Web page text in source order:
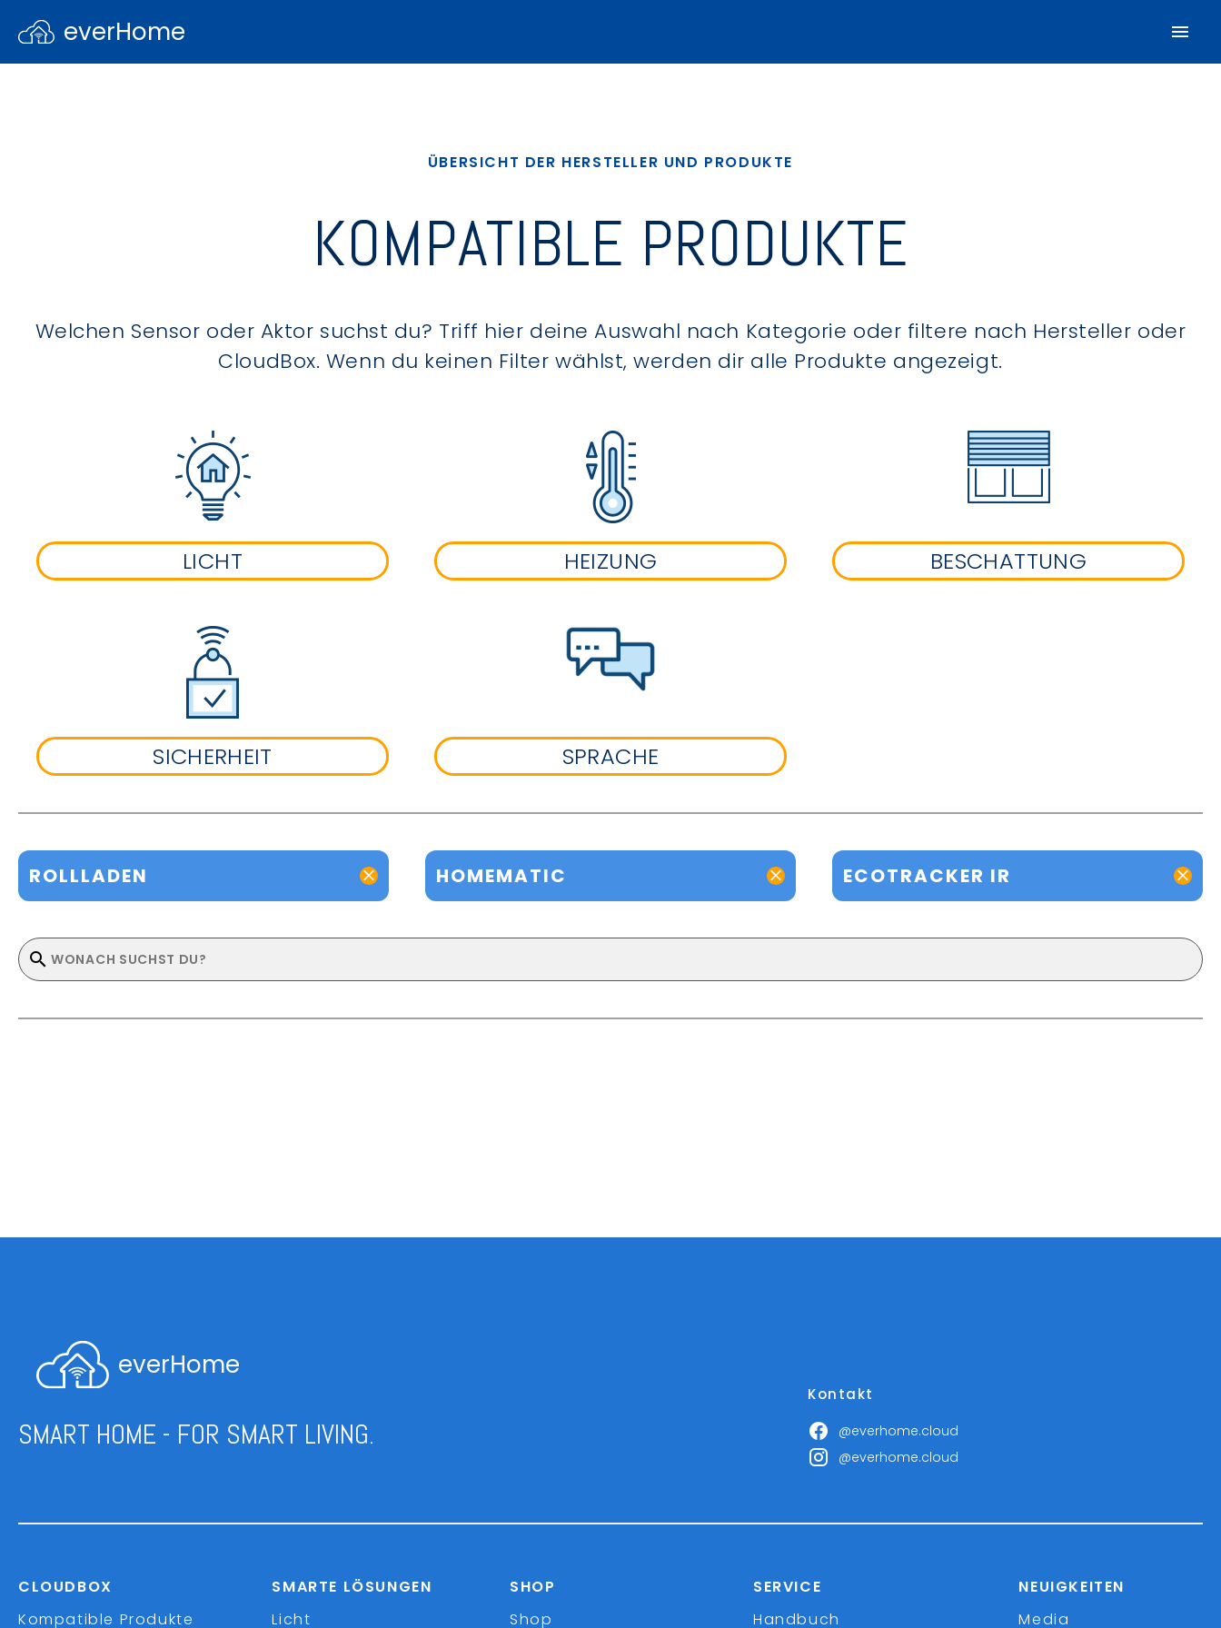
everHome
ÜBERSICHT DER HERSTELLER UND PRODUKTE
KOMPATIBLE PRODUKTE
Welchen Sensor oder Aktor suchst du? Triff hier deine Auswahl nach Kategorie oder filtere nach Hersteller oder
CloudBox. Wenn du keinen Filter wählst, werden dir alle Produkte angezeigt.
LICHT HEIZUNG BESCHATTUNG
SICHERHEIT SPRACHE
ROLLLADEN HOMEMATIC ECOTRACKER IR
everHome
SMART HOME - FOR SMART LIVING.
Kontakt
@everhome.cloud
@everhome.cloud
CLOUDBOX
Kompatible Produkte
SMARTE LÖSUNGEN
Licht
SHOP
Shop
SERVICE
Handbuch
NEUIGKEITEN
Media